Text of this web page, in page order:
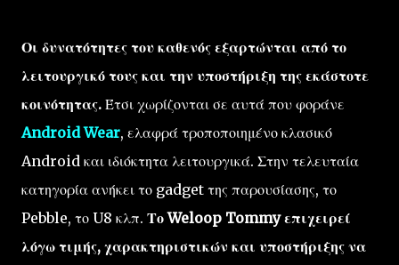
Οι δυνατότητες του καθενός εξαρτώνται από το
λειτουργικό τους και την υποστήριξη της εκάστοτε
κοινότητας. Έτσι χωρίζονται σε αυτά που φοράνε
Android Wear, ελαφρά τροποποιημένο κλασικό
Android και ιδιόκτητα λειτουργικά. Στην τελευταία
κατηγορία ανήκει το gadget της παρουσίασης, το
Pebble, το U8 κλπ. Το Weloop Tommy επιχειρεί
λόγω τιμής, χαρακτηριστικών και υποστήριξης να